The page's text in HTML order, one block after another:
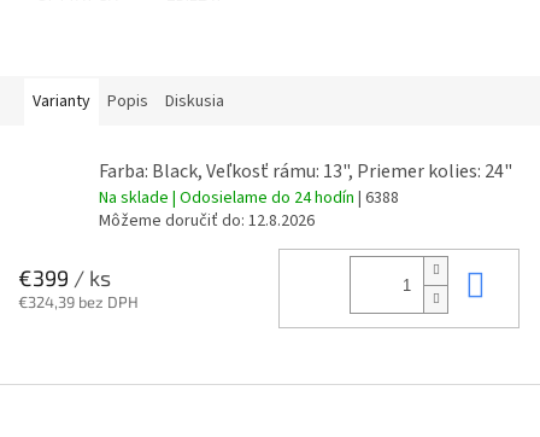
Varianty Popis Diskusia
Farba: Black, Veľkosť rámu: 13", Priemer kolies: 24"
Na sklade | Odosielame do 24 hodín | 6388
Môžeme doručiť do: 12.8.2026
€399 / ks
€324,39 bez DPH